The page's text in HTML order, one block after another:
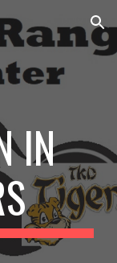
Skip to navigation
IN